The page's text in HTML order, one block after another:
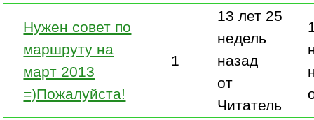
Нужен совет по
маршруту на
март 2013
=)Пожалуйста!
1
13 лет 25
недель
назад
от
Читатель